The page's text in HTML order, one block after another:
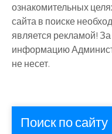
ознакомительных
сайта в поиске
является рекламой!
информацию
не несет.
Поиск по сайту